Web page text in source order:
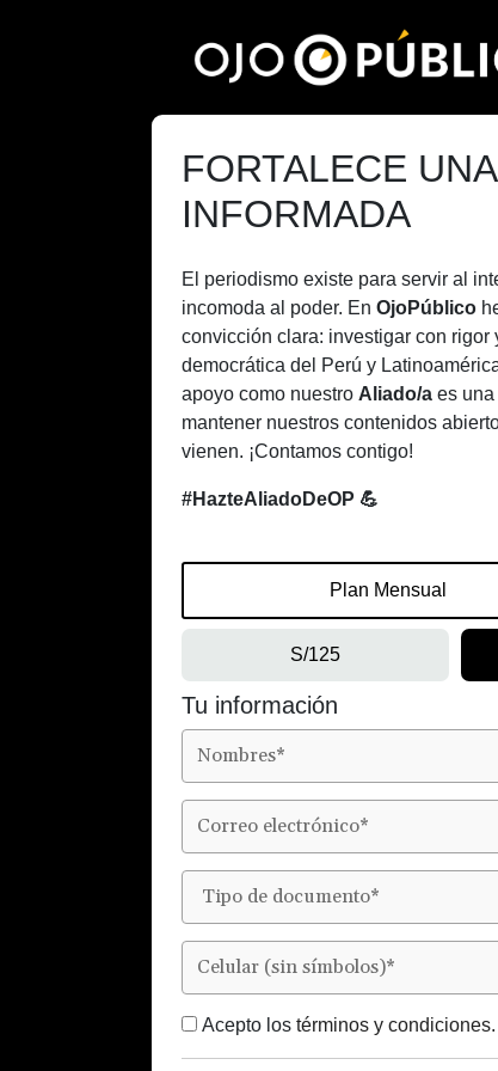
FORTALECE
INFORMADA
El periodismo existe para servir al
incomoda al poder. En OjoPúblico
convicción clara: investigar con
democrática del Perú y
apoyo como nuestro Aliado/a es
mantener nuestros contenidos
vienen. ¡Contamos contigo!
#HazteAliadoDeOP 💪
Plan Mensual
S/125
Tu información
Acepto los términos y condiciones.